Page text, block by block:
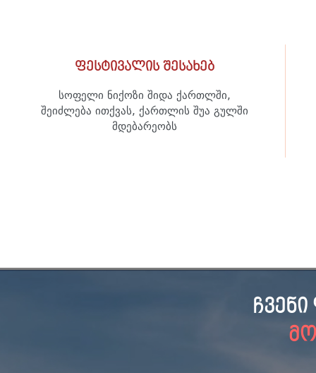
ფესტივალის შესახებ
სოფელი ნიქოზი შიდა ქართლში,
შეიძლება ითქვას, ქართლის შუა გულში
მდებარეობს